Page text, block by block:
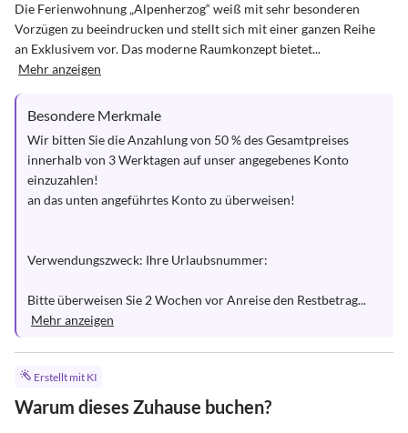
Die Ferienwohnung „Alpenherzog“ weiß mit sehr besonderen
Vorzügen zu beeindrucken und stellt sich mit einer ganzen Reihe
an Exklusivem vor. Das moderne Raumkonzept bietet...
Mehr anzeigen
Besondere Merkmale
Wir bitten Sie die Anzahlung von 50 % des Gesamtpreises
innerhalb von 3 Werktagen auf unser angegebenes Konto
einzuzahlen!
an das unten angeführtes Konto zu überweisen!
Verwendungszweck: Ihre Urlaubsnummer:
Bitte überweisen Sie 2 Wochen vor Anreise den Restbetrag...
Mehr anzeigen
Erstellt mit KI
Warum dieses Zuhause buchen?